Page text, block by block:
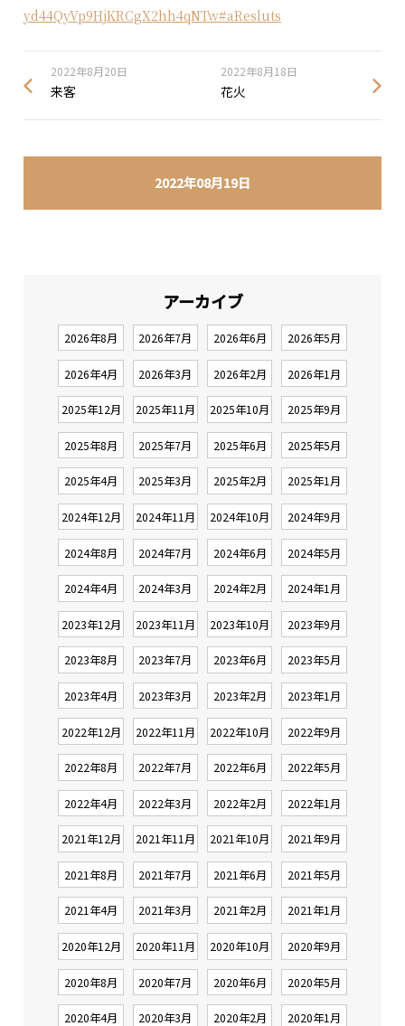
2022年08月19日
yd44QyVp9HjKRCgX2hh4qNTw#aResluts
2022年8月20日
来客
2022年8月18日
花火
アーカイブ
2026年8月 2026年7月 2026年6月 2026年5月
2026年4月 2026年3月 2026年2月 2026年1月
2025年12月 2025年11月 2025年10月 2025年9月
2025年8月 2025年7月 2025年6月 2025年5月
2025年4月 2025年3月 2025年2月 2025年1月
2024年12月 2024年11月 2024年10月 2024年9月
2024年8月 2024年7月 2024年6月 2024年5月
2024年4月 2024年3月 2024年2月 2024年1月
2023年12月 2023年11月 2023年10月 2023年9月
2023年8月 2023年7月 2023年6月 2023年5月
2023年4月 2023年3月 2023年2月 2023年1月
2022年12月 2022年11月 2022年10月 2022年9月
2022年8月 2022年7月 2022年6月 2022年5月
2022年4月 2022年3月 2022年2月 2022年1月
2021年12月 2021年11月 2021年10月 2021年9月
2021年8月 2021年7月 2021年6月 2021年5月
2021年4月 2021年3月 2021年2月 2021年1月
2020年12月 2020年11月 2020年10月 2020年9月
2020年8月 2020年7月 2020年6月 2020年5月
2020年4月 2020年3月 2020年2月 2020年1月